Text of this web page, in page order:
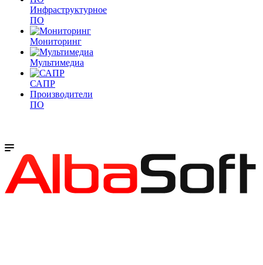
Инфраструктурное
ПО
Мониторинг
Мультимедиа
САПР
Производители
ПО